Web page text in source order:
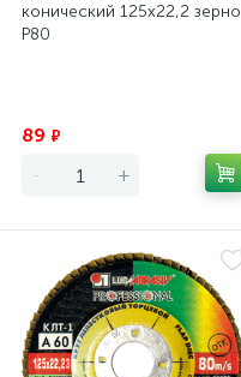
конический 125х22,2 зерно
Р80
89 ₽
- +